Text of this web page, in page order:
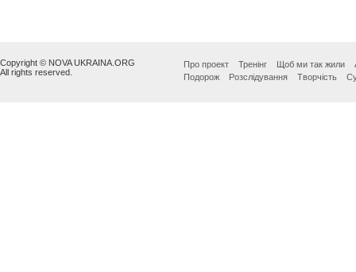
Copyright © NOVA UKRAINA.ORG
All rights reserved.
Про проект Тренінг Щоб ми так жили
Подорож
Розслідування Творчість